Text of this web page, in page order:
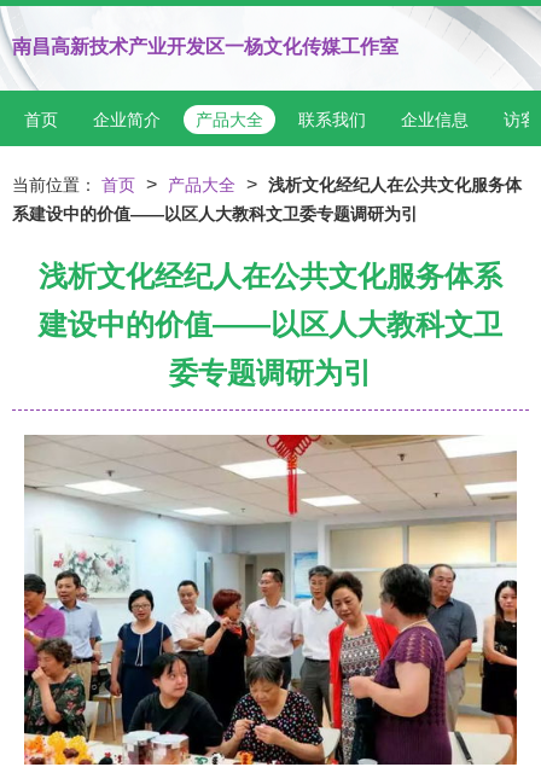
南昌高新技术产业开发区一杨文化传媒工作室
首页 企业简介 产品大全 联系我们 企业信息 访客
当前位置： 首页 > 产品大全 > 浅析文化经纪人在公共文化服务体
系建设中的价值——以区人大教科文卫委专题调研为引
浅析文化经纪人在公共文化服务体系
建设中的价值——以区人大教科文卫
委专题调研为引